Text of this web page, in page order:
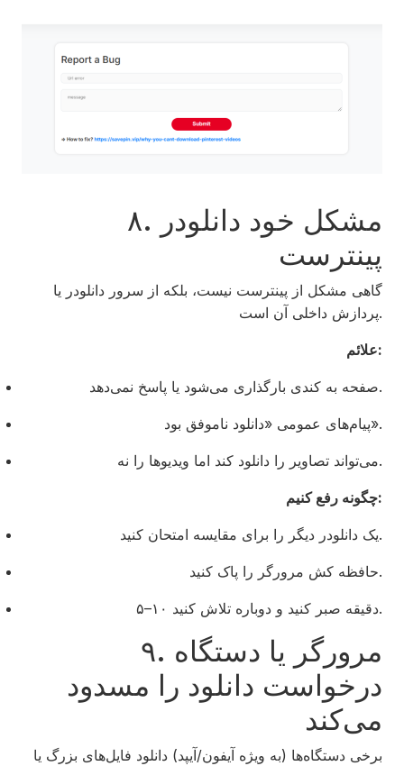
۸. مشکل خود دانلودر
پینترست
گاهی مشکل از پینترست نیست، بلکه از سرور دانلودر یا
پردازش داخلی آن است.
علائم:
صفحه به کندی بارگذاری می‌شود یا پاسخ نمی‌دهد.
پیام‌های عمومی «دانلود ناموفق بود».
می‌تواند تصاویر را دانلود کند اما ویدیوها را نه.
چگونه رفع کنیم:
یک دانلودر دیگر را برای مقایسه امتحان کنید.
حافظه کش مرورگر را پاک کنید.
۵–۱۰ دقیقه صبر کنید و دوباره تلاش کنید.
۹. مرورگر یا دستگاه
درخواست دانلود را مسدود
می‌کند
برخی دستگاه‌ها (به ویژه آیفون/آیپد) دانلود فایل‌های بزرگ یا